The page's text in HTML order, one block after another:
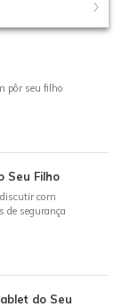
pôr seu filho
Seu Filho
com
de segurança
do Seu